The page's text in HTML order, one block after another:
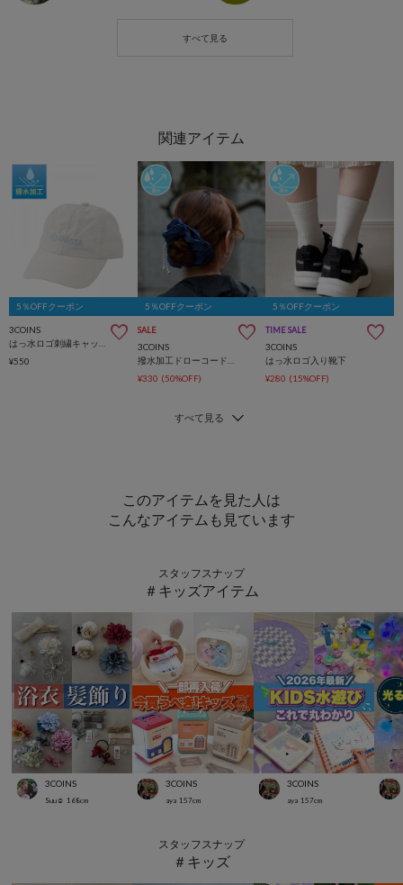
5％OFFクーポン
3COINS
¥550
5％OFFクーポン
SALE
3COINS
¥330 (50%OFF)
5％OFFクーポン
TIME SALE
3COINS
はっ水ロゴ入り靴下
¥280 (15%OFF)
このアイテムを見た人は
こんなアイテムも見ています
スタッフスナップ
＃キッズアイテム
3COINS
Suu☺︎ 168cm
3COINS
aya 157cm
3COINS
aya 157cm
スタッフスナップ
＃キッズ